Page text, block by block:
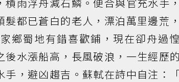
都已蒼白的老人，漂泊萬里邊荒
鄉蜀地有錯喜歡鋪，現在卻舟過
水漲船高，長風破浪，一生經歷
，避凶趨吉。蘇軾在詩中自注：